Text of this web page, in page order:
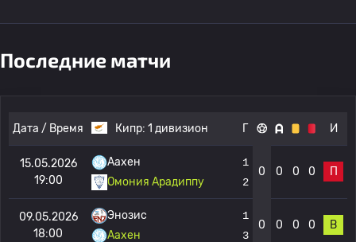
Последние матчи
Дата / Время Кипр: 1 дивизион Г И
15.05.2026
19:00
Аахен
Омония Арадиппу
1
2
0 0 0 0 П
09.05.2026
18:00
Энозис
Аахен
1
3
0 0 0 0 В